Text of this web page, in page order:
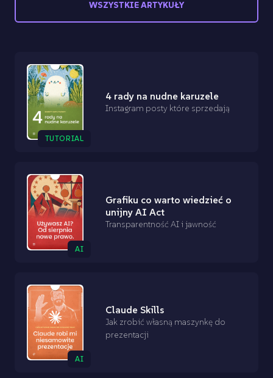
WSZYSTKIE ARTYKUŁY
TUTORIAL
4 rady na nudne karuzele
Instagram posty które sprzedają
AI
Grafiku co warto wiedzieć o
unijny AI Act
Transparentność AI i jawność
AI
Claude Skills
Jak zrobić własną maszynkę do
prezentacji